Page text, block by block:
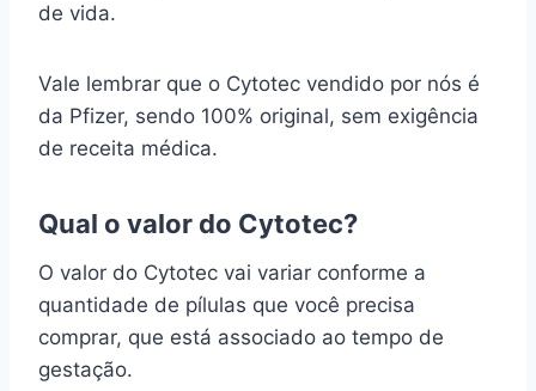
de vida.
Vale lembrar que o Cytotec vendido por nós é
da Pfizer, sendo 100% original, sem exigência
de receita médica.
Qual o valor do Cytotec?
O valor do Cytotec vai variar conforme a
quantidade de pílulas que você precisa
comprar, que está associado ao tempo de
gestação.